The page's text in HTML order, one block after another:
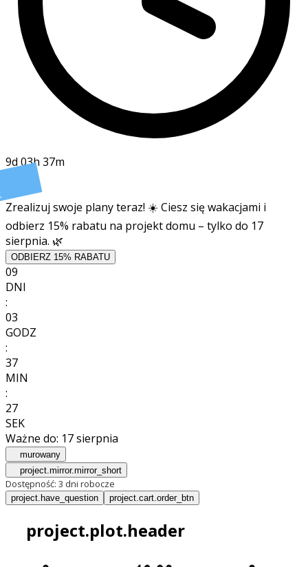
9d 03h 37m
Zrealizuj swoje plany teraz! ☀️ Ciesz się wakacjami i
odbierz 15% rabatu na projekt domu – tylko do 17
sierpnia. 🌿
ODBIERZ 15% RABATU
09
DNI
:
03
GODZ
:
37
MIN
:
25
SEK
Ważne do: 17 sierpnia
murowany
project.mirror.mirror_short
Dostępność: 3 dni robocze
project.have_question project.cart.order_btn
project.plot.header